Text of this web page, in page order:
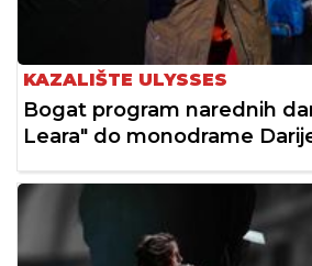
KAZALIŠTE ULYSSES
Bogat program narednih
Leara" do monodrame